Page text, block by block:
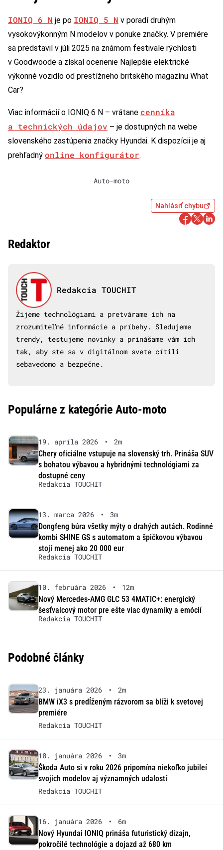
IONIQ 6 N je po IONIQ 5 N v poradí druhým
vysokovýkonným N modelov v ponuke značky. V premiére
sa predstavil v júli 2025 na známom festivale rýchlosti
v Goodwoode a získal ocenenie Najlepšie elektrické
výkonné vozidlo od prestížneho britského magazínu What
Car?
Viac informácií o IONIQ 6 N – vrátane cenníka
a technických údajov – je dostupných na webe
slovenského zastúpenia značky Hyundai. K dispozícii je aj
prehľadný online konfigurátor.
Auto-moto
Nahlásiť chybu
Redaktor
Redakcia TOUCHIT
Žijeme technológiami a pretvárame ich na
zrozumiteľné informácie a príbehy. Sledujeme
trendy, testujeme novinky a prinášame vám ich
tak, aby ste sa v digitálnom svete cítili
sebavedomo a bezpečne.
Populárne z kategórie Auto-moto
19. apríla 2026 •
2m
Chery oficiálne vstupuje na slovenský trh. Prináša SUV
s bohatou výbavou a hybridnými technológiami za
dostupné ceny
Redakcia TOUCHIT
13. marca 2026 •
3m
Dongfeng búra všetky mýty o drahých autách. Rodinné
kombi SHINE GS s automatom a špičkovou výbavou
stojí menej ako 20 000 eur
Redakcia TOUCHIT
10. februára 2026 •
12m
Nový Mercedes-AMG GLC 53 4MATIC+: energický
šesťvalcový motor pre ešte viac dynamiky a emócií
Redakcia TOUCHIT
Podobné články
23. januára 2026 •
2m
BMW iX3 s predĺženým rázvorom sa blíži k svetovej
premiére
Redakcia TOUCHIT
18. januára 2026 •
3m
Škoda Auto si v roku 2026 pripomína niekoľko jubileí
svojich modelov aj významných udalostí
Redakcia TOUCHIT
16. januára 2026 •
6m
Nový Hyundai IONIQ prináša futuristický dizajn,
pokročilé technológie a dojazd až 680 km